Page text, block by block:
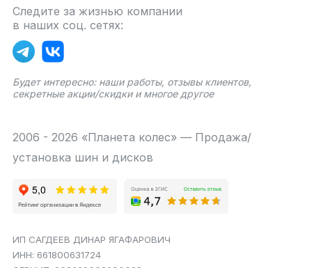
Следите за жизнью компании
в наших соц. сетях:
Будет интересно: наши работы, отзывы клиентов,
секретные акции/скидки и многое другое
2006 - 2026 «Планета колес» — Продажа/
установка шин и дисков
ИП САГДЕЕВ ДИНАР ЯГАФАРОВИЧ
ИНН: 661800631724